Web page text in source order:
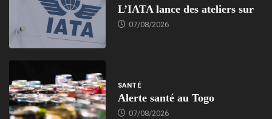
L’IATA lance des ateliers sur
07/08/2026
SANTÉ
Alerte santé au Togo
07/08/2026